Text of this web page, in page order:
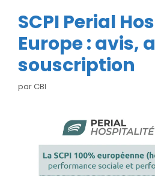
SCPI Perial
Europe : avis,
souscription
parCBI